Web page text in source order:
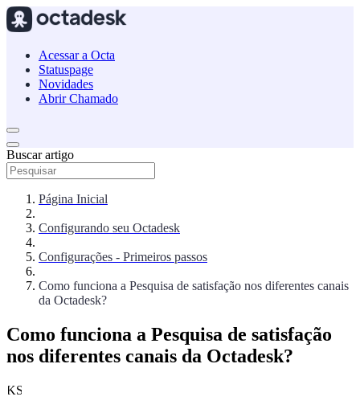
Acessar a Octa
Statuspage
Novidades
Abrir Chamado
Buscar artigo
Página Inicial
Configurando seu Octadesk
Configurações - Primeiros passos
Como funciona a Pesquisa de satisfação nos diferentes canais
da Octadesk?
Como funciona a Pesquisa de satisfação
nos diferentes canais da Octadesk?
KS